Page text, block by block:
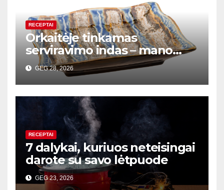
RECEPTAI
Orkaitėje tinkamas
serviravimo indas – mano
gudrybė, kaip patiekiant
išlaikyti maistą karštą
GEG 28, 2026
RECEPTAI
7 dalykai, kuriuos neteisingai
darote su savo lėtpuode
GEG 23, 2026